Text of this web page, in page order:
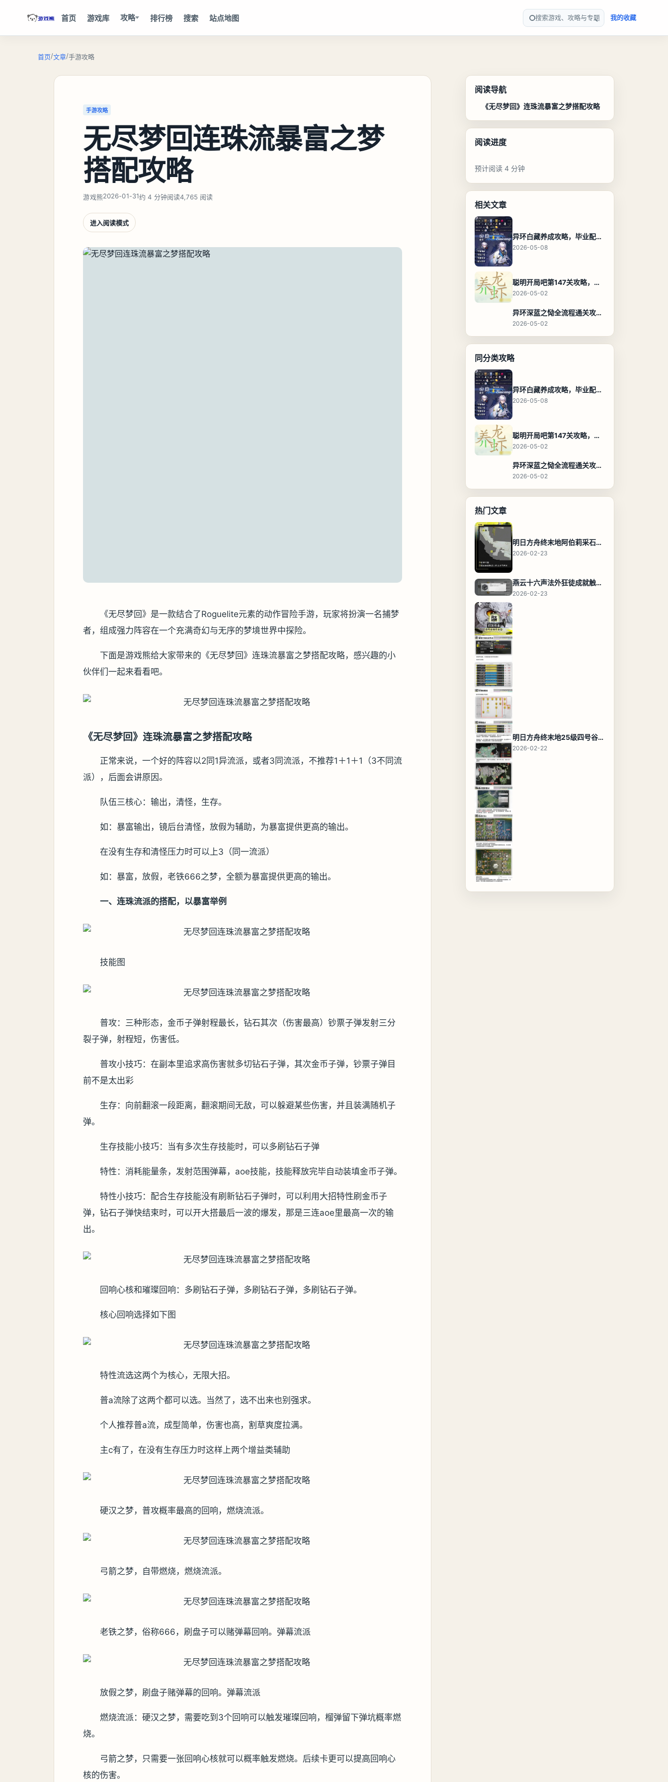
首页 游戏库 攻略 排行榜 搜索 站点地图 搜索游戏、攻略与专题 我的收藏
首页/文章/手游攻略
手游攻略
无尽梦回连珠流暴富之梦
搭配攻略
游戏熊2026-01-31约 4 分钟阅读4,765 阅读
进入阅读模式
《无尽梦回》是一款结合了Roguelite元素的动作冒险手游，玩家将扮演一名捕梦
者，组成强力阵容在一个充满奇幻与无序的梦境世界中探险。
下面是游戏熊给大家带来的《无尽梦回》连珠流暴富之梦搭配攻略，感兴趣的小
伙伴们一起来看看吧。
《无尽梦回》连珠流暴富之梦搭配攻略
正常来说，一个好的阵容以2同1异流派，或者3同流派，不推荐1＋1＋1（3不同流
派），后面会讲原因。
队伍三核心：输出，清怪，生存。
如：暴富输出，镜后台清怪，放假为辅助，为暴富提供更高的输出。
在没有生存和清怪压力时可以上3（同一流派）
如：暴富，放假，老铁666之梦，全额为暴富提供更高的输出。
一、连珠流派的搭配，以暴富举例
技能图
普攻：三种形态，金币子弹射程最长，钻石其次（伤害最高）钞票子弹发射三分
裂子弹，射程短，伤害低。
普攻小技巧：在副本里追求高伤害就多切钻石子弹，其次金币子弹，钞票子弹目
前不是太出彩
生存：向前翻滚一段距离，翻滚期间无敌，可以躲避某些伤害，并且装满随机子
弹。
生存技能小技巧：当有多次生存技能时，可以多刷钻石子弹
特性：消耗能量条，发射范围弹幕，aoe技能，技能释放完毕自动装填金币子弹。
特性小技巧：配合生存技能没有刷新钻石子弹时，可以利用大招特性刷金币子
弹，钻石子弹快结束时，可以开大搭最后一波的爆发，那是三连aoe里最高一次的输
出。
回响心核和璀璨回响：多刷钻石子弹，多刷钻石子弹，多刷钻石子弹。
核心回响选择如下图
特性流选这两个为核心，无限大招。
普a流除了这两个都可以选。当然了，选不出来也别强求。
个人推荐普a流，成型简单，伤害也高，割草爽度拉满。
主c有了，在没有生存压力时这样上两个增益类辅助
硬汉之梦，普攻概率最高的回响，燃烧流派。
弓箭之梦，自带燃烧，燃烧流派。
老铁之梦，俗称666，刷盘子可以赌弹幕回响。弹幕流派
放假之梦，刷盘子赌弹幕的回响。弹幕流派
燃烧流派：硬汉之梦，需要吃到3个回响可以触发璀璨回响，榴弹留下弹坑概率燃
烧。
弓箭之梦，只需要一张回响心核就可以概率触发燃烧。后续卡更可以提高回响心
核的伤害。
阅读导航
《无尽梦回》连珠流暴富之梦搭配攻略
阅读进度
预计阅读 4 分钟
相关文章
异环白藏养成攻略，毕业配装、技能加点与阵容搭配保姆级解析
2026-05-08
聪明开局吧第147关攻略，养龙虾找出27个常用字通关答案
2026-05-02
异环深蓝之恸全流程通关攻略，教程与隐藏奖励
2026-05-02
同分类攻略
异环白藏养成攻略，毕业配装、技能加点与阵容搭配保姆级解析
2026-05-08
聪明开局吧第147关攻略，养龙虾找出27个常用字通关答案
2026-05-02
异环深蓝之恸全流程通关攻略，教程与隐藏奖励
2026-05-02
热门文章
明日方舟终末地阿伯莉采石场宝箱全收集攻略，全点位分布图与路线
2026-02-23
燕云十六声法外狂徒成就触发条件与通关攻略
2026-02-23
明日方舟终末地25级四号谷地基地蓝图，高效布局规划
2026-02-22